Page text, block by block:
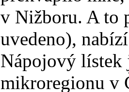
v Nižboru. A to
uvedeno),
Nápojový lístek
mikroregionu v